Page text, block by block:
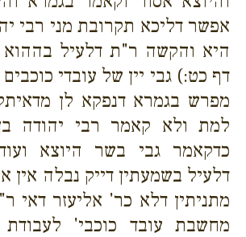
אפשר דליכא תקרובת מני רבי
היא והקשה ר"ת דלעיל בההוא
דף כט:) גבי יין של עובדי
מפרש בגמרא דנפקא לן
למת ולא קאמר רבי יהודה
כדקאמר גבי בשר היוצא
דלעיל בשמעתין דייק נבלה אין
מתניתין דלא כר' אליעזר דאי
מחשבת עובד כוכבי' לעבודת